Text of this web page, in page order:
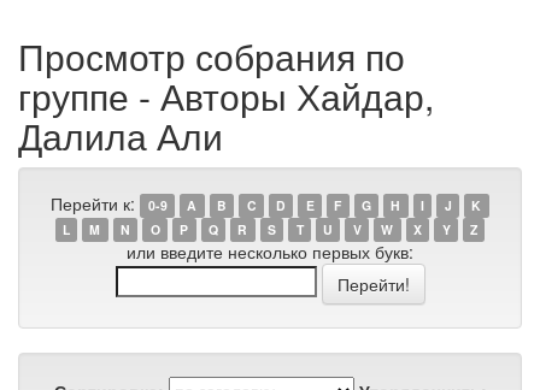
Просмотр собрания по
группе - Авторы Хайдар,
Далила Али
Перейти к: 0-9 A B C D E F G H I J
K
L
M N O P Q R S T U V W X Y Z
или введите несколько первых букв: